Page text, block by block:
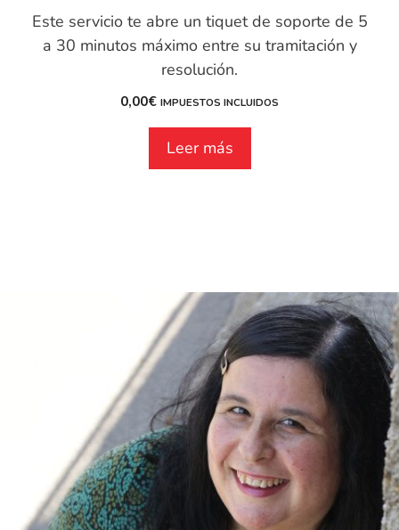
Este servicio te abre un tiquet de soporte de 5
a 30 minutos máximo entre su tramitación y
resolución.
0,00€ IMPUESTOS INCLUIDOS
Leer más